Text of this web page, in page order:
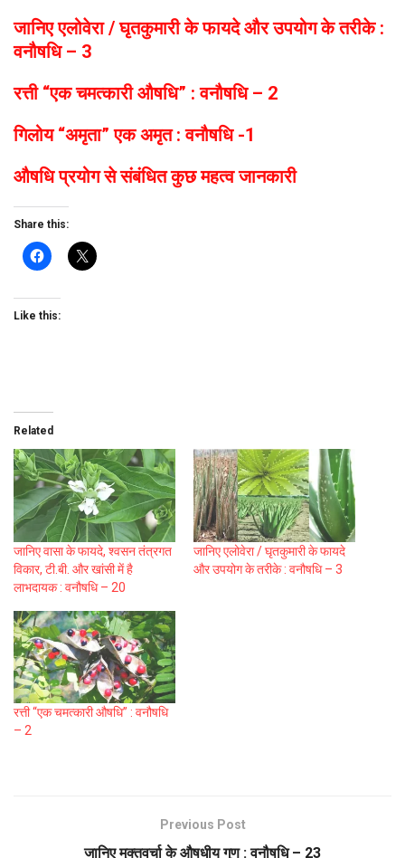
जानिए एलोवेरा / घृतकुमारी के फायदे और उपयोग के तरीके :
वनौषधि – 3
रत्ती “एक चमत्कारी औषधि” : वनौषधि – 2
गिलोय “अमृता” एक अमृत : वनौषधि -1
औषधि प्रयोग से संबंधित कुछ महत्व जानकारी
Share this:
Like this:
Related
जानिए वासा के फायदे, श्वसन तंत्रगत
विकार, टी.बी. और खांसी में है
लाभदायक : वनौषधि – 20
जानिए एलोवेरा / घृतकुमारी के फायदे
और उपयोग के तरीके : वनौषधि – 3
रत्ती “एक चमत्कारी औषधि” : वनौषधि
– 2
Previous Post
जानिए मुक्तवर्चा के औषधीय गुण : वनौषधि – 23